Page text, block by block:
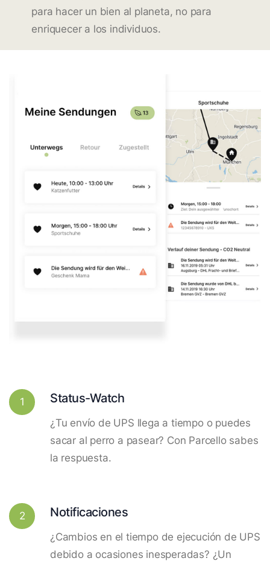
para hacer un bien al planeta, no para
enriquecer a los individuos.
1 Status-Watch
¿Tu envío de UPS llega a tiempo o puedes
sacar al perro a pasear? Con Parcello sabes
la respuesta.
2 Notificaciones
¿Cambios en el tiempo de ejecución de UPS
debido a ocasiones inesperadas? ¿Un